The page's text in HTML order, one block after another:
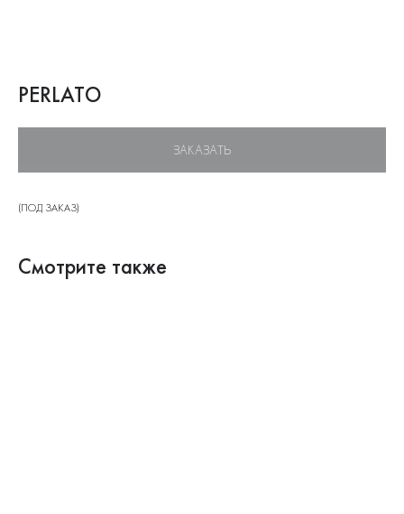
PERLATO
ЗАКАЗАТЬ
(ПОД ЗАКАЗ)
Смотрите также